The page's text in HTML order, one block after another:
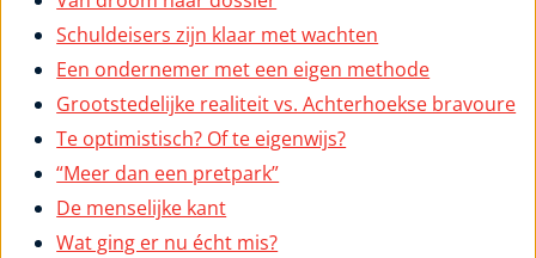
Schuldeisers zijn klaar met wachten
Een ondernemer met een eigen methode
Grootstedelijke realiteit vs. Achterhoekse bravoure
Te optimistisch? Of te eigenwijs?
“Meer dan een pretpark”
De menselijke kant
Wat ging er nu écht mis?